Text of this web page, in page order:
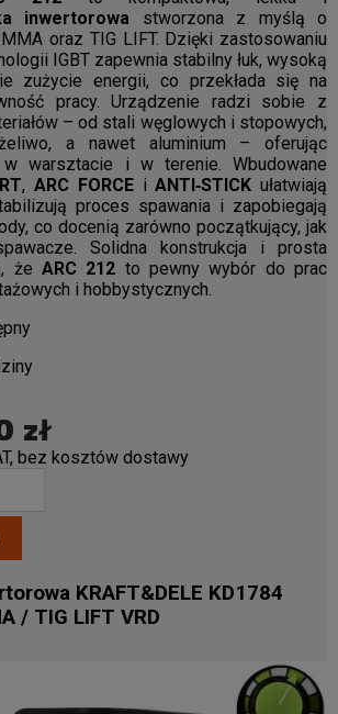
inwertorowa stworzona z myślą o
oraz TIG LIFT. Dzięki zastosowaniu
IGBT zapewnia stabilny łuk, wysoką
zużycie energii, co przekłada się na
pracy. Urządzenie radzi sobie z
– od stali węglowych i stopowych,
a nawet aluminium – oferując
w warsztacie i w terenie. Wbudowane
,ARC FORCEiANTI‑STICK ułatwiają
proces spawania i zapobiegają
co docenią zarówno początkujący, jak
Solidna konstrukcja i prosta
że ARC 212 to pewny wybór do prac
i hobbystycznych.
zł
bez kosztów dostawy
KRAFT&DELE KD1784
/ TIG LIFT VRD